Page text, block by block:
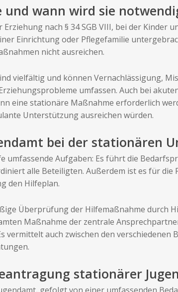
wann wird sie
nach § 34 SGB VIII, bei der Kinder
Einrichtung oder Pflegefamilie
nicht ausreichen.
vielfältig und können Vernachlässigung,
umfassen. Auch bei
eine stationäre Maßnahme erforderlich
Unterstützung ausreichen würden.
bei der stationären
umfassende Aufgaben: Es führt die
alle Beteiligten. Außerdem ist es für die
den Hilfeplan.
Überprüfung der Hilfemaßnahme durch
Maßnahme der zentrale
vermittelt auch zwischen den verschiedenen
stationärer